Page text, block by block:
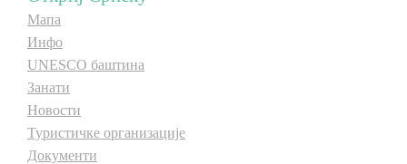
E-Brochure
Откриј Српску
Мапа
Инфо
UNESCO баштина
Занати
Новости
Туристичке организације
Документи